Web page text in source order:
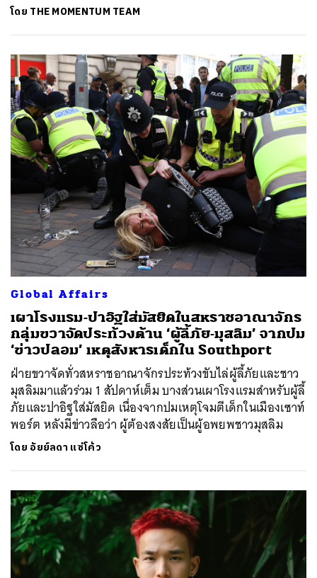
โดย THE MOMENTUM TEAM
Global Affairs
เผาโรงแรม-ปาอิฐใส่มัสยิดในสหราชอาณาจักร
กลุ่มขวาจัดประท้วงต้าน ‘ผู้ลี้ภัย-มุสลิม’ จากปม
‘ข่าวปลอม’ เหตุสังหารเด็กใน Southport
ฝ่ายขวาจัดทั่วสหราชอาณาจักรประท้วงขับไล่ผู้ลี้ภัยและชาว
มุสลิมมาแล้วร่วม 1 สัปดาห์เต็ม บางส่วนเผาโรงแรมสำหรับผู้ลี้
ภัยและปาอิฐใส่มัสยิด เนื่องจากปมเหตุโจมตีเด็กในเมืองเซาท์
พอร์ต หลังมีข่าวลือว่า ผู้ต้องสงสัยเป็นผู้อพยพชาวมุสลิม
โดย อัยย์ลดา แซ่โค้ว